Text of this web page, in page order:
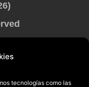
tecnologías como las